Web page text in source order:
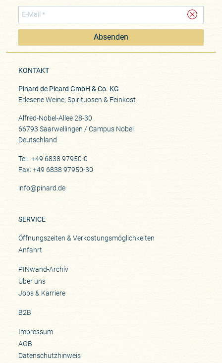
Absenden
KONTAKT
Pinard de Picard GmbH & Co. KG
Erlesene Weine, Spirituosen & Feinkost
Alfred-Nobel-Allee 28-30
66793 Saarwellingen / Campus Nobel
Deutschland
Tel.: +49 6838 97950-0
Fax: +49 6838 97950-30
info@pinard.de
SERVICE
Öffnungszeiten & Verkostungsmöglichkeiten
Anfahrt
PINwand-Archiv
Über uns
Jobs & Karriere
B2B
Impressum
AGB
Datenschutzhinweis